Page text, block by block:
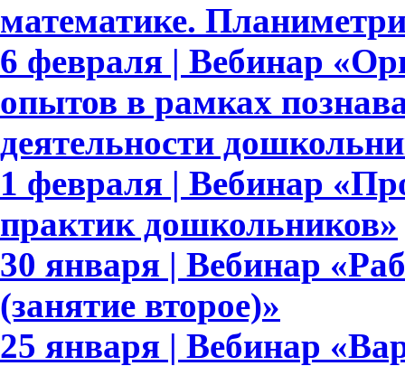
математике.
6 февраля | Вебинар
опытов в рамках
деятельности
1 февраля | Вебинар
практик дошкольников»
30 января | Вебинар
(занятие второе)»
25 января | Вебинар